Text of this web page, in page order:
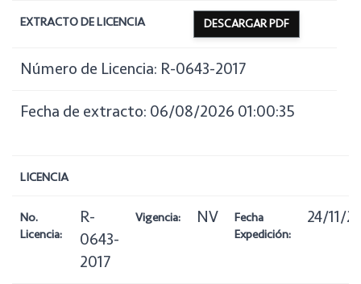
EXTRACTO DE LICENCIA DESCARGAR PDF
Número de Licencia: R-0643-2017
Fecha de extracto: 06/08/2026 01:00:35
LICENCIA
No.
Licencia:
R-
0643-
2017
Vigencia: NV
Fecha
Expedición:
24/11/